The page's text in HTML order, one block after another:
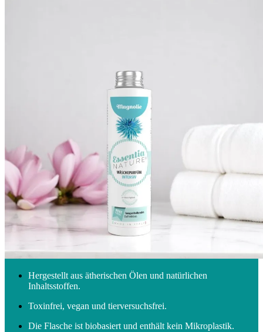
Hergestellt aus ätherischen Ölen und natürlichen
Inhaltsstoffen.
Toxinfrei, vegan und tierversuchsfrei.
Die Flasche ist biobasiert und enthält kein Mikroplastik.